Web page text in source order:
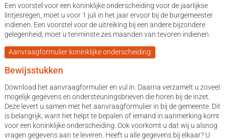
Een voorstel voor een koninklijke onderscheiding voor de jaarlijkse
lintjesregen, moet u voor 1 juli in het jaar ervoor bij de burgemeester
indienen. Een voorstel voor de uitreiking bij een andere bijzondere
gelegenheid, moet u tenminste zes maanden van tevoren indienen.
Aanvraagformulier koninklijke onderscheiding
Bewijsstukken
Download het aanvraagformulier en vul in. Daarna verzamelt u zoveel
mogelijk gegevens en ondersteuningsbrieven die horen bij de inzet.
Deze levert u samen met het aanvraagformulier in bij de gemeente. Dit
is belangrijk, want het helpt te bepalen of iemand in aanmerking komt
voor een koninklijke onderscheiding. Ook voorkomt u dat wij u alsnog
vragen gegevens aan te leveren. Heeft u alle gegevens bij elkaar? U